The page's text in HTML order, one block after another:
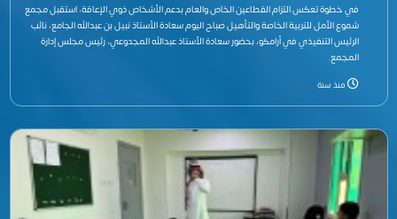
في خطوة تعكس التزام القطاعين الخاص والعام بدعم الأشخاص ذوي الإعاقة، استقبل مجمع
شموع الأمل للتربية الخاصة والتأهيل صباح اليوم سعادة الأستاذ نبيل بن عبدالله الجامع، نائب
الرئيس التنفيذي في أرامكو، بحضور سعادة الأستاذ عبدالله المجدوعي، رئيس مجلس إدارة
المجمع.
منذ سنة